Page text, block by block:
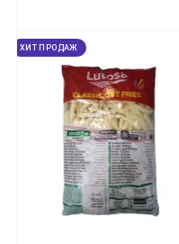
ХИТ ПРОДАЖ